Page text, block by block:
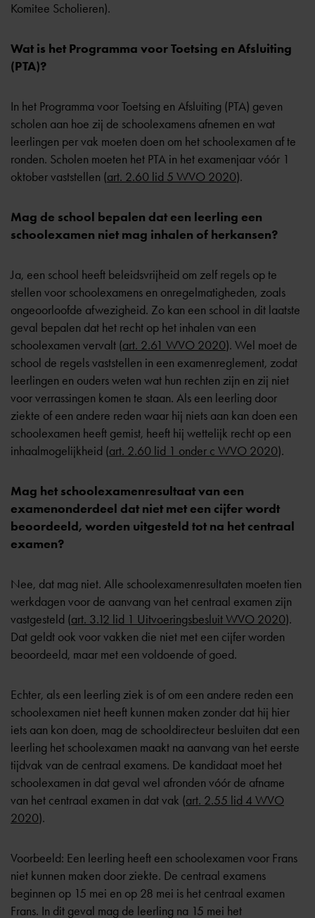
Komitee Scholieren).
Wat is het Programma voor Toetsing en Afsluiting
(PTA)?
In het Programma voor Toetsing en Afsluiting (PTA) geven
scholen aan hoe zij de schoolexamens afnemen en wat
leerlingen per vak moeten doen om het schoolexamen af te
ronden. Scholen moeten het PTA in het examenjaar vóór 1
oktober vaststellen (art. 2.60 lid 5 WVO 2020).
Mag de school bepalen dat een leerling een
schoolexamen niet mag inhalen of herkansen?
Ja, een school heeft beleidsvrijheid om zelf regels op te
stellen voor schoolexamens en onregelmatigheden, zoals
ongeoorloofde afwezigheid. Zo kan een school in dit laatste
geval bepalen dat het recht op het inhalen van een
schoolexamen vervalt (art. 2.61 WVO 2020). Wel moet de
school de regels vaststellen in een examenreglement, zodat
leerlingen en ouders weten wat hun rechten zijn en zij niet
voor verrassingen komen te staan. Als een leerling door
ziekte of een andere reden waar hij niets aan kan doen een
schoolexamen heeft gemist, heeft hij wettelijk recht op een
inhaalmogelijkheid (art. 2.60 lid 1 onder c WVO 2020).
Mag het schoolexamenresultaat van een
examenonderdeel dat niet met een cijfer wordt
beoordeeld, worden uitgesteld tot na het centraal
examen?
Nee, dat mag niet. Alle schoolexamenresultaten moeten tien
werkdagen voor de aanvang van het centraal examen zijn
vastgesteld (art. 3.12 lid 1 Uitvoeringsbesluit WVO 2020).
Dat geldt ook voor vakken die niet met een cijfer worden
beoordeeld, maar met een voldoende of goed.
Echter, als een leerling ziek is of om een andere reden een
schoolexamen niet heeft kunnen maken zonder dat hij hier
iets aan kon doen, mag de schooldirecteur besluiten dat een
leerling het schoolexamen maakt na aanvang van het eerste
tijdvak van de centraal examens. De kandidaat moet het
schoolexamen in dat geval wel afronden vóór de afname
van het centraal examen in dat vak (art. 2.55 lid 4 WVO
2020).
Voorbeeld: Een leerling heeft een schoolexamen voor Frans
niet kunnen maken door ziekte. De centraal examens
beginnen op 15 mei en op 28 mei is het centraal examen
Frans. In dit geval mag de leerling na 15 mei het